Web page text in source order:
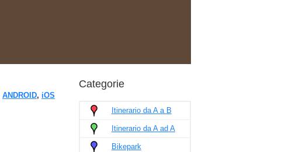
ANDROID, iOS
Categorie
Itinerario da A a B
Itinerario da A ad A
Bikepark